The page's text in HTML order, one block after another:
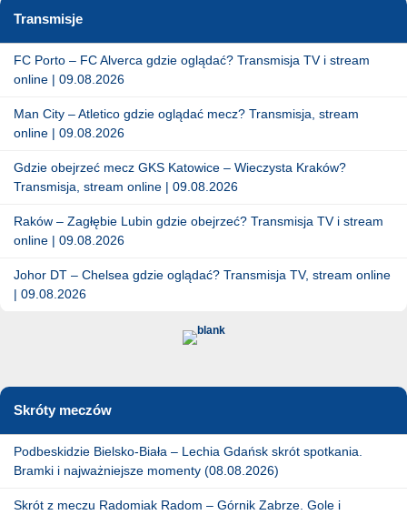
Transmisje
FC Porto – FC Alverca gdzie oglądać? Transmisja TV i stream
online | 09.08.2026
Man City – Atletico gdzie oglądać mecz? Transmisja, stream
online | 09.08.2026
Gdzie obejrzeć mecz GKS Katowice – Wieczysta Kraków?
Transmisja, stream online | 09.08.2026
Raków – Zagłębie Lubin gdzie obejrzeć? Transmisja TV i stream
online | 09.08.2026
Johor DT – Chelsea gdzie oglądać? Transmisja TV, stream online
| 09.08.2026
Skróty meczów
Podbeskidzie Bielsko-Biała – Lechia Gdańsk skrót spotkania.
Bramki i najważniejsze momenty (08.08.2026)
Skrót z meczu Radomiak Radom – Górnik Zabrze. Gole i